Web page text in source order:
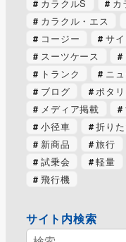
カラクルS
カ
カラクル・エス
コージー
サ
スーツケース
トランク
ニ
ブログ
ポタ
メディア掲載
小径車
折り
新商品
旅行
試乗会
軽量
飛行機
サイト内検索
検